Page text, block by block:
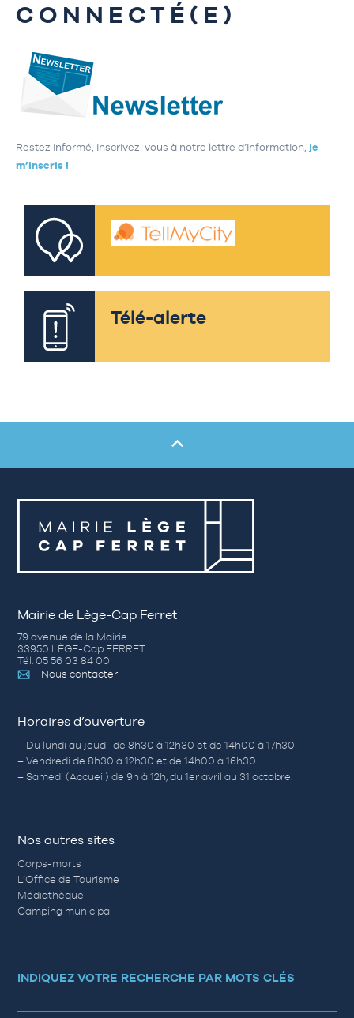
CONNECTÉ(E)
Restez informé, inscrivez-vous à notre lettre d’information, je
m’inscris !
Télé-alerte
Mairie de Lège-Cap Ferret
79 avenue de la Mairie
33950 LÈGE-Cap FERRET
Tél. 05 56 03 84 00
Nous contacter
Horaires d’ouverture
– Du lundi au jeudi de 8h30 à 12h30 et de 14h00 à 17h30
– Vendredi de 8h30 à 12h30 et de 14h00 à 16h30
– Samedi (Accueil) de 9h à 12h, du 1er avril au 31 octobre.
Nos autres sites
Corps-morts
L’Office de Tourisme
Médiathèque
Camping municipal
INDIQUEZ VOTRE RECHERCHE PAR MOTS CLÉS